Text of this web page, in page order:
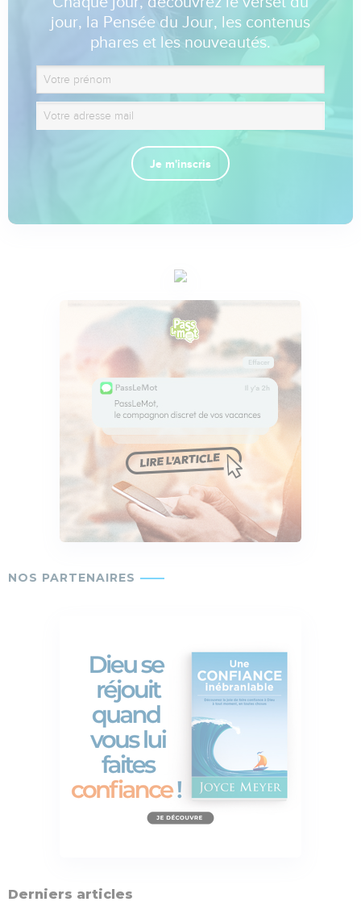
jour, la Pensée du Jour, les contenus
phares et les nouveautés.
Je m'inscris
Derniers articles